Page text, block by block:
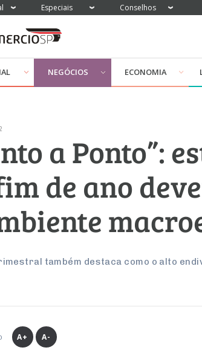
Especiais Conselhos
NEGÓCIOS ECONOMIA
a Ponto”:
de ano
também destaca como o alto
A+ A-